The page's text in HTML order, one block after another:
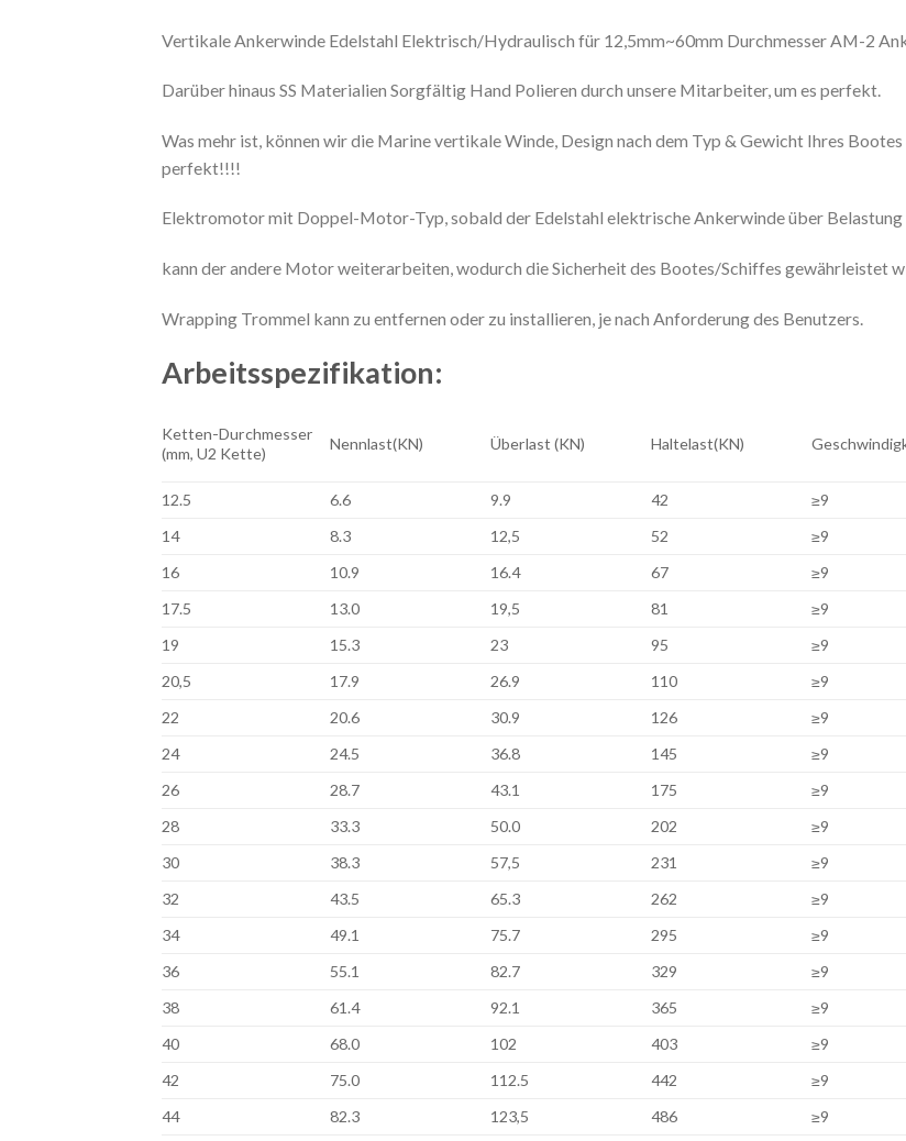
Vertikale Ankerwinde Edelstahl Elektrisch/Hydraulisch für 12,5mm~60mm Durchmesser AM-2
Darüber hinaus SS Materialien Sorgfältig Hand Polieren durch unsere Mitarbeiter, um es perfekt.
Was mehr ist, können wir die Marine vertikale Winde, Design nach dem Typ & Gewicht Ihres
perfekt!!!!
Elektromotor mit Doppel-Motor-Typ, sobald der Edelstahl elektrische Ankerwinde über
kann der andere Motor weiterarbeiten, wodurch die Sicherheit des Bootes/Schiffes gewährleistet
Wrapping Trommel kann zu entfernen oder zu installieren, je nach Anforderung des Benutzers.
Arbeitsspezifikation:
Ketten-Durchmesser
(mm, U2 Kette)
Nennlast(KN) Überlast (KN) Haltelast(KN)
12.5 6.6 9.9 42 ≥9
14
8.3 12,5 52 ≥9
16
10.9 16.4 67 ≥9
17.5
13.0 19,5 81 ≥9
19
15.3 23 95 ≥9
20,5
17.9 26.9 110 ≥9
22
20.6 30.9 126 ≥9
24
24.5 36.8 145 ≥9
26
28.7 43.1 175 ≥9
28
33.3 50.0 202 ≥9
30
38.3 57,5 231 ≥9
32
43.5 65.3 262 ≥9
34
49.1 75.7 295 ≥9
36
55.1 82.7 329 ≥9
38
61.4 92.1 365 ≥9
40
68.0 102 403 ≥9
42
75.0 112.5 442 ≥9
44
82.3 123,5 486 ≥9